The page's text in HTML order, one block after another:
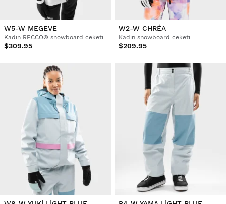
W5-W MEGEVE
Kadın RECCO® snowboard ceketi
$309.95
W2-W CHRÉA
Kadın snowboard ceketi
$209.95